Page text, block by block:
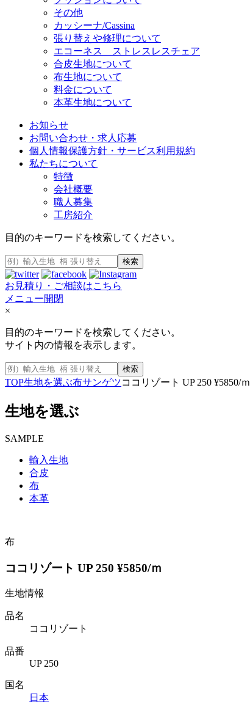
その他
カッシーナ/Cassina
張り替えや修理について
エコーネス ストレスレスチェア
合皮生地について
布生地について
料金について
本革生地について
お知らせ
お問い合わせ・求人応募
個人情報保護方針・サービス利用規約
私たちについて
特徴
会社概要
職人募集
工房紹介
目的のキーワードを検索してください。
検索
お見積り・ご相談はこちら
メニュー開閉
×
目的のキーワードを検索してください。
サイト内の情報を表示します。
検索
TOP生地を選ぶ布サンゲツココリゾート UP 250 ¥5850/ｍ
生地を選ぶ
SAMPLE
輸入生地
合皮
布
本革
布
ココリゾート UP 250 ¥5850/ｍ
生地情報
品名
ココリゾート
品番
UP 250
国名
日本